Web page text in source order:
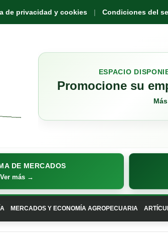
de privacidad y cookies Condiciones del
ESPACIO
Promocione su
DE MERCADOS
Ver más →
MERCADOS Y ECONOMÍA AGROPECUARIA